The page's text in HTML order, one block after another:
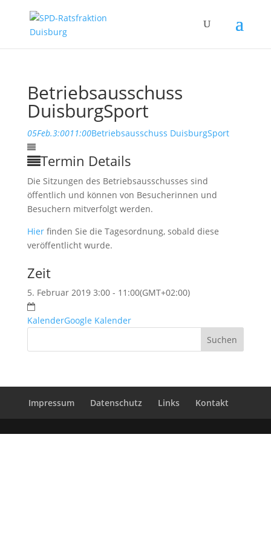
Betriebsausschuss
DuisburgSport
05Feb.3:0011:00Betriebsausschuss DuisburgSport
Termin Details
Die Sitzungen des Betriebsausschusses sind
öffentlich und können von Besucherinnen und
Besuchern mitverfolgt werden.
Hierfinden Sie die Tagesordnung, sobald diese
veröffentlicht wurde.
Zeit
5. Februar 2019 3:00 - 11:00(GMT+02:00)
KalenderGoogle Kalender
Impressum Datenschutz Links Kontakt